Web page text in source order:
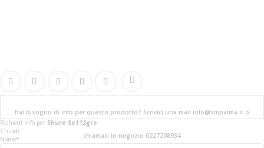
Hai bisogno di info per questo prodotto? Scrivici una mail info@smpalma.it o
chiamaci in negozio 0227208934
Richiedi info per Shure Se112gre
Chiudi
Nome*